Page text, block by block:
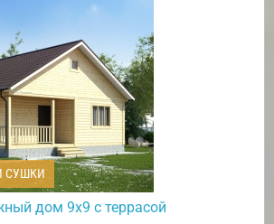
СУШКИ
дом 9х9 с террасой